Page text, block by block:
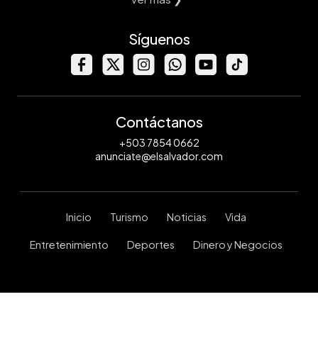
Síguenos
Contáctanos
+503 7854 0662
anunciate@elsalvador.com
Inicio Turismo Noticias Vida
Entretenimiento Deportes Dinero y Negocios